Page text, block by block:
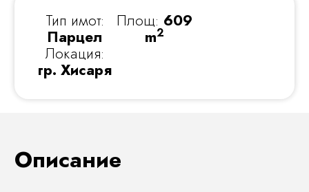
Тип имот:
Парцел
Локация:
гр. Хисаря
Площ: 609
m2
Описание